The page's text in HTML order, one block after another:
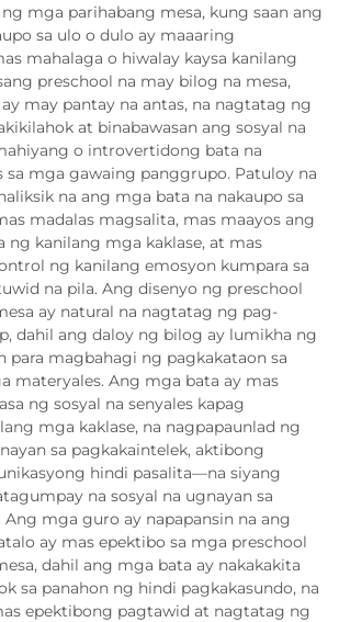
mga parihabang mesa, kung saan ang
sa ulo o dulo ay maaaring
mahalaga o hiwalay kaysa kanilang
preschool na may bilog na mesa,
may pantay na antas, na nagtatag ng
at binabawasan ang sosyal na
o introvertidong bata na
sa mga gawaing panggrupo. Patuloy na
na ang mga bata na nakaupo sa
madalas magsalita, mas maayos ang
ng kanilang mga kaklase, at mas
ng kanilang emosyon kumpara sa
na pila. Ang disenyo ng preschool
ay natural na nagtatag ng pag-
dahil ang daloy ng bilog ay lumikha ng
para magbahagi ng pagkakataon sa
materyales. Ang mga bata ay mas
ng sosyal na senyales kapag
mga kaklase, na nagpapaunlad ng
sa pagkakaintelek, aktibong
hindi pasalita—na siyang
na sosyal na ugnayan sa
mga guro ay napapansin na ang
ay mas epektibo sa mga preschool
dahil ang mga bata ay nakakakita
sa panahon ng hindi pagkakasundo, na
epektibong pagtawid at nagtatag ng